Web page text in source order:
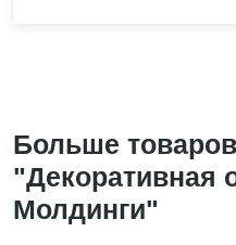
Больше товаров
"Декоративная
Молдинги"